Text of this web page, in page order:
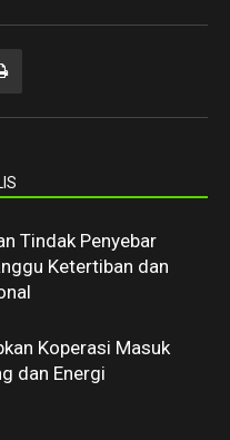
Tindak Penyebar
Ketertiban dan
Koperasi Masuk
dan Energi